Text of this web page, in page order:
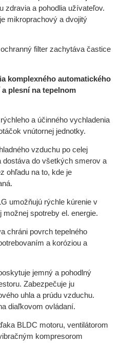
zdravia a pohodlia užívateľov.
mikroprachový a dvojitý
filter zachytáva častice
komplexného automatického
plesní na tepelnom
a účinného vychladenia
vnútornej jednotky.
vzduchu po celej
dostáva do všetkých smerov a
ohľadu na to, kde je
umožňujú rýchle kúrenie v
spotreby el. energie.
chráni povrch tepelného
a koróziou a
jemný a pohodlný
Zabezpečuje ju
uhla a prúdu vzduchu.
diaľkovom ovládaní.
BLDC motoru, ventilátorom
kompresorom